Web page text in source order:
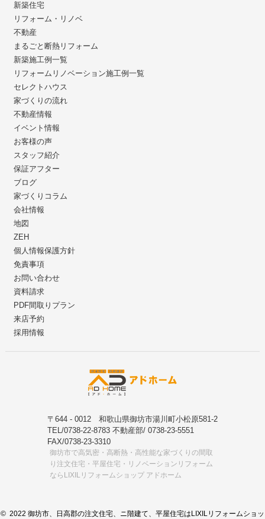
新築住宅
リフォーム・リノベ
不動産
まるごと断熱リフォーム
新築施工例一覧
リフォームリノベーション施工例一覧
セレクトハウス
家づくりの流れ
不動産情報
イベント情報
お客様の声
スタッフ紹介
保証アフター
ブログ
家づくりコラム
会社情報
地図
ZEH
個人情報保護方針
免責事項
お問い合わせ
資料請求
PDF間取りプラン
来店予約
採用情報
〒644 - 0012 和歌山県御坊市湯川町小松原581-2
TEL/0738-22-8783 不動産部/ 0738-23-5551
FAX/0738-23-3310
御坊市で高気密・高断熱・高性能な家づくりの間取
り注文住宅・平屋住宅・リノベーションリフォーム
ならLIXILリフォームショップ アドホーム
© 2022 御坊市、日高郡の注文住宅、ニ階建て、平屋住宅はLIXILリフォームショッ